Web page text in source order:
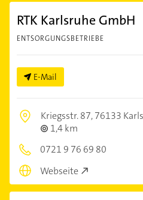
RTK Karlsruhe GmbH
ENTSORGUNGSBETRIEBE
E-Mail
Kriegsstr. 87,76133
1,4 km
0721 9 76 69 80
Webseite